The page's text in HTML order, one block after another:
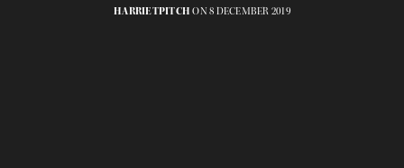
HARRIETPITCH ON 8 DECEMBER 2019